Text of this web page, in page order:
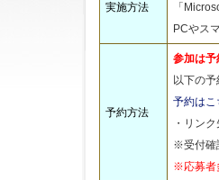
実施方法
「
PCやス
予約方法
参加は予
以下の
予約はこ
・リン
※受付確
※応募者